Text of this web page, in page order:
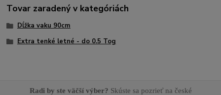
Tovar zaradený v kategóriách
Dĺžka vaku 90cm
Extra tenké letné - do 0.5 Tog
Radi by ste väčší výber? Skúste sa pozrieť na české